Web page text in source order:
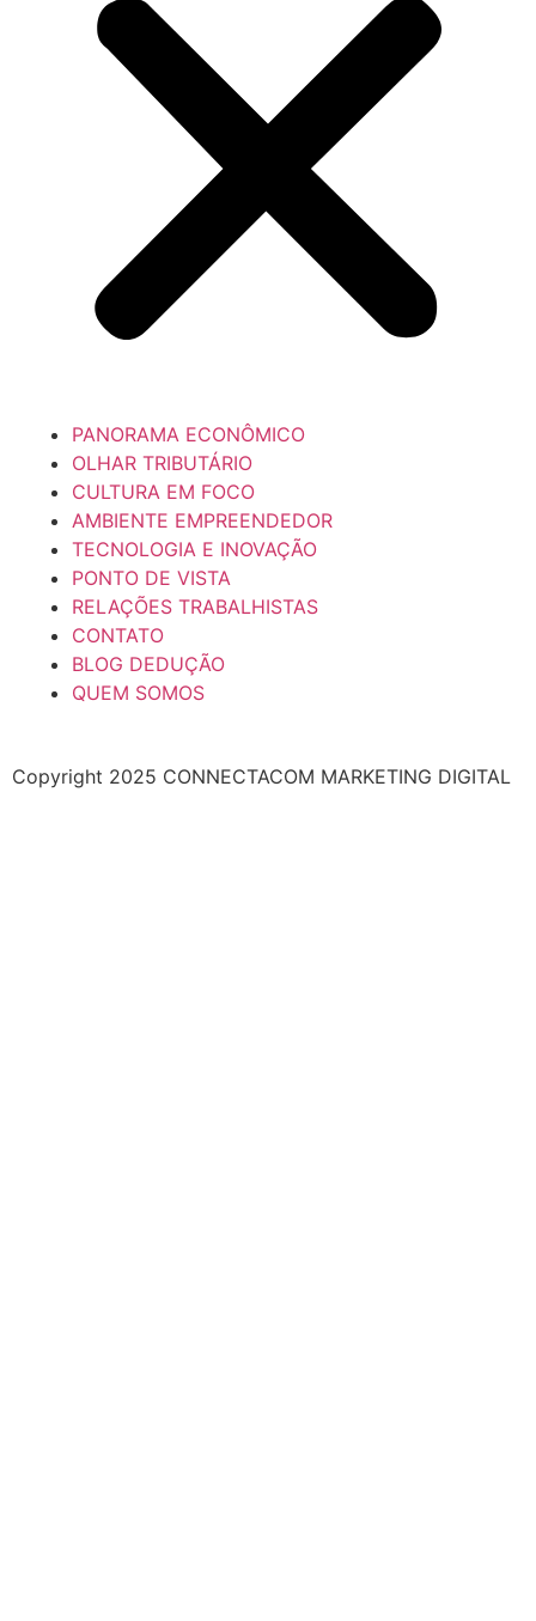
PANORAMA ECONÔMICO
OLHAR TRIBUTÁRIO
CULTURA EM FOCO
AMBIENTE EMPREENDEDOR
TECNOLOGIA E INOVAÇÃO
PONTO DE VISTA
RELAÇÕES TRABALHISTAS
CONTATO
BLOG DEDUÇÃO
QUEM SOMOS
Copyright 2025 CONNECTACOM MARKETING DIGITAL